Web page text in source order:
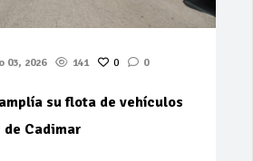
03, 2026 141 0 0
su flota de vehículos
de Cadimar